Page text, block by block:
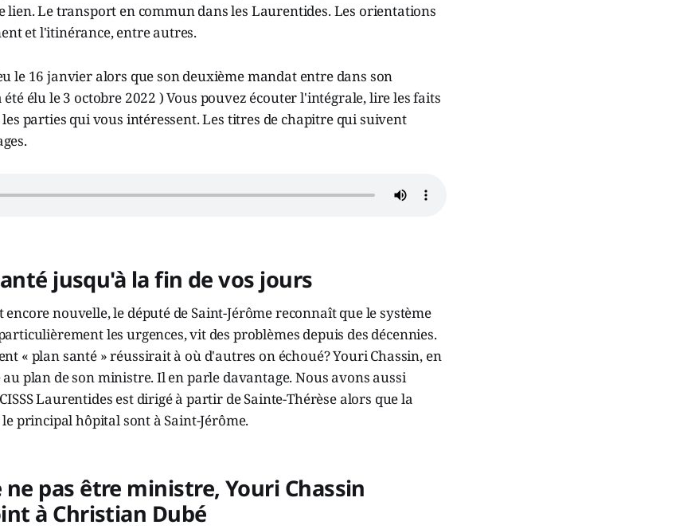
lien. Le transport en commun dans les Laurentides. Les orientations
et l'itinérance, entre autres.
le 16 janvier alors que son deuxième mandat entre dans son
élu le 3 octobre 2022 ) Vous pouvez écouter l'intégrale, lire les faits
parties qui vous intéressent. Les titres de chapitre qui suivent
jusqu'à la fin de vos jours
nouvelle, le député de Saint-Jérôme reconnaît que le système
les urgences, vit des problèmes depuis des décennies.
« plan santé » réussirait à où d'autres on échoué? Youri Chassin, en
plan de son ministre. Il en parle davantage. Nous avons aussi
Laurentides est dirigé à partir de Sainte-Thérèse alors que la
principal hôpital sont à Saint-Jérôme.
ne pas être ministre, Youri Chassin
à Christian Dubé